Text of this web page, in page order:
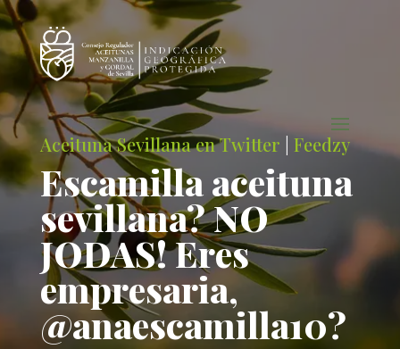
Aceituna Sevillana en Twitter Feedzy
Escamilla aceituna
sevillana? NO
JODAS! Eres
empresaria,
@anaescamilla10?